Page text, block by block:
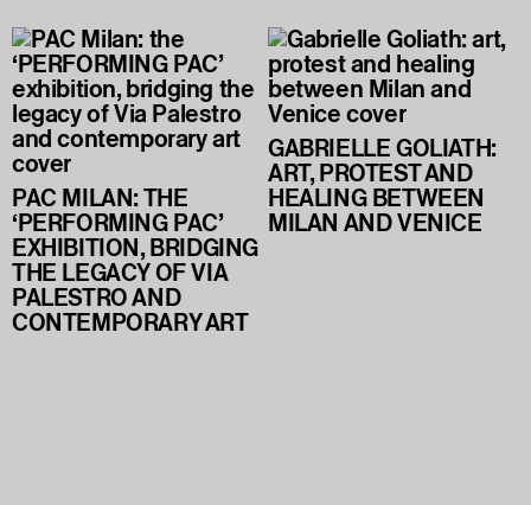
PAC MILAN: THE
‘PERFORMING PAC’
EXHIBITION, BRIDGING
THE LEGACY OF VIA
PALESTRO AND
CONTEMPORARY ART
GABRIELLE GOLIATH:
ART, PROTEST AND
HEALING BETWEEN
MILAN AND VENICE